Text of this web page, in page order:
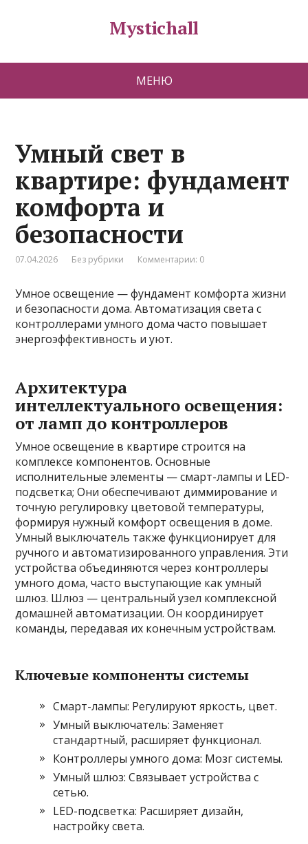
Mystichall
МЕНЮ
Умный свет в
квартире: фундамент
комфорта и
безопасности
07.04.2026 Без рубрики Комментарии: 0
Умное освещение — фундамент комфорта жизни
и безопасности дома. Автоматизация света с
контроллерами умного дома часто повышает
энергоэффективность и уют.
Архитектура
интеллектуального освещения:
от ламп до контроллеров
Умное освещение в квартире строится на
комплексе компонентов. Основные
исполнительные элементы — смарт-лампы и LED-
подсветка; Они обеспечивают диммирование и
точную регулировку цветовой температуры,
формируя нужный комфорт освещения в доме.
Умный выключатель также функционирует для
ручного и автоматизированного управления. Эти
устройства объединяются через контроллеры
умного дома, часто выступающие как умный
шлюз. Шлюз — центральный узел комплексной
домашней автоматизации. Он координирует
команды, передавая их конечным устройствам.
Ключевые компоненты системы
Смарт-лампы: Регулируют яркость, цвет.
Умный выключатель: Заменяет
стандартный, расширяет функционал.
Контроллеры умного дома: Мозг системы.
Умный шлюз: Связывает устройства с
сетью.
LED-подсветка: Расширяет дизайн,
настройку света.